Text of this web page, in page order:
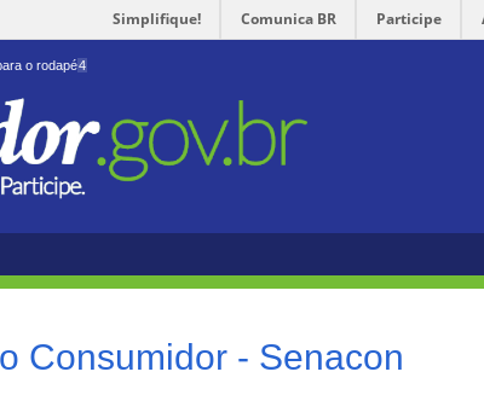
Simplifique! Comunica BR Participe
o rodapé4
Consumidor - Senacon